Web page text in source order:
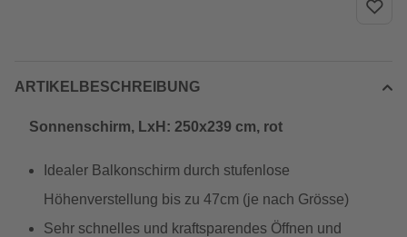
ARTIKELBESCHREIBUNG
Sonnenschirm, LxH: 250x239 cm, rot
Idealer Balkonschirm durch stufenlose
Höhenverstellung bis zu 47cm (je nach Grösse)
Sehr schnelles und kraftsparendes Öffnen und